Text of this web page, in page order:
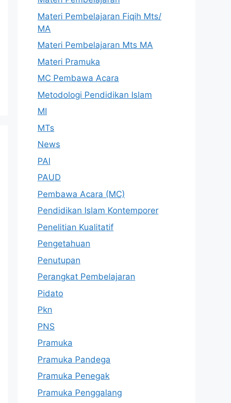
Materi Pembelajaran Fiqih Mts/
MA
Materi Pembelajaran Mts MA
Materi Pramuka
MC Pembawa Acara
Metodologi Pendidikan Islam
MI
MTs
News
PAI
PAUD
Pembawa Acara (MC)
Pendidikan Islam Kontemporer
Penelitian Kualitatif
Pengetahuan
Penutupan
Perangkat Pembelajaran
Pidato
Pkn
PNS
Pramuka
Pramuka Pandega
Pramuka Penegak
Pramuka Penggalang